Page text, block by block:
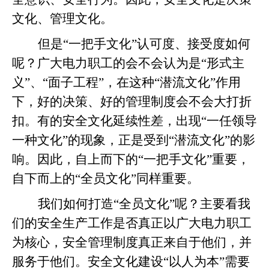
文化、管理文化。
但是“一把手文化”认可度、接受度如何
呢？广大电力职工的会不会认为是“形式主
义”、“面子工程”，在这种“潜流文化”作用
下，好的决策、好的管理制度会不会大打折
扣。有的安全文化延续性差，出现“一任领导
一种文化”的现象，正是受到“潜流文化”的影
响。因此，自上而下的“一把手文化”重要，
自下而上的“全员文化”同样重要。
我们如何打造“全员文化”呢？主要看我
们的安全生产工作是否真正以广大电力职工
为核心，安全管理制度真正来自于他们，并
服务于他们。安全文化建设“以人为本”需要